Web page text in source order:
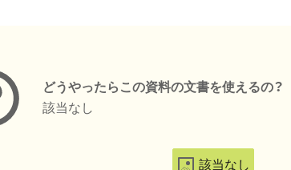
どうやったらこの資料の文書を使えるの？
該当なし
該当なし